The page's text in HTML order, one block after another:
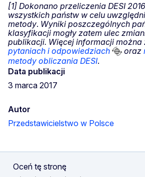
[1] Dokonano przeliczenia DESI
wszystkich państw w celu
metody. Wyniki poszczególnych
klasyfikacji mogły zatem ulec
publikacji. Więcej informacji można
pytaniach i odpowiedziach
oraz
metody obliczania DESI.
Data publikacji
3 marca 2017
Autor
Przedstawicielstwo w Polsce
Oceń tę stronę